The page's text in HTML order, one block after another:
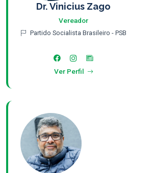
Dr. Vinicius Zago
Vereador
Partido Socialista Brasileiro - PSB
Ver Perfil